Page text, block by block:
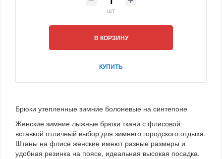
шт
В КОРЗИНУ
КУПИТЬ
Брюки утепленные зимние болоневые на синтепоне
Женские зимние лыжные брюки ткани с флисовой
вставкой отличный выбор для зимнего городского отдыха.
Штаны на флисе женские имеют разные размеры и
удобная резинка на поясе, идеальная высокая посадка.